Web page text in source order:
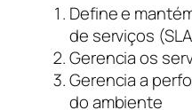
Define e
de serviços
Gerencia os
Gerencia a
do ambiente